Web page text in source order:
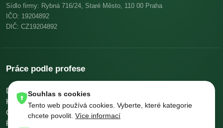
Sídlo firmy: Rybná 716/24, Staré Město, 110 00 Praha
IČO: 19204892
DIČ: CZ19204892
Práce podle profese
Dělníci v oblasti výstavby a údržby budov
KuchařiSkladníci, obsluha manipulačních vozíků
Číšníci a servírky
Ostatní uklízeči a pomocníci
Řidiči nákladních automobilů, tahačů a speciálních vozidel
Souhlas s cookies
Tento web používá cookies. Vyberte, které kategorie
chcete povolit. Více informací